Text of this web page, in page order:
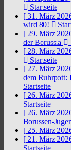
Startseite
[ 31. März
wird 80!
[ 29. März
der Borussia
[ 28. März
Startseite
[ 27. März
dem Ruhrpott:
Startseite
[ 26. März
Startseite
[ 26. März
Borussen-
[ 25. März
[ 21. März
Startseite